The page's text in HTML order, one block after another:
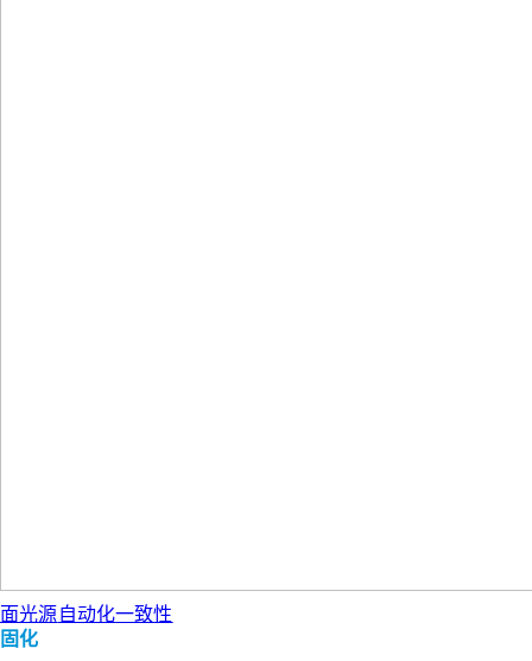
面光源自动化一致性
固化